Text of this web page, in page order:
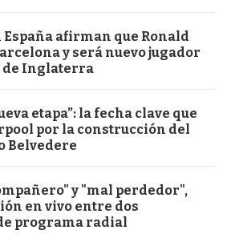
España afirman que Ronald
y será nuevo jugador
de Inglaterra
etapa”: la fecha clave que
por la construcción del
Belvedere
y "mal perdedor",
en vivo entre dos
programa radial